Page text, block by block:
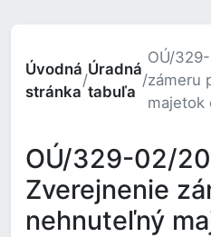
Úvodná
stránka
/
Úradná
tabuľa
/
OÚ/
zámeru
majetok
OÚ/329-02/
Zverejnenie
nehnuteľný